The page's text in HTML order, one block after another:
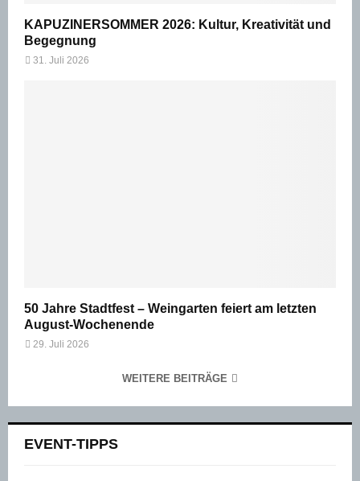
KAPUZINERSOMMER 2026: Kultur, Kreativität und
Begegnung
31. Juli 2026
50 Jahre Stadtfest – Weingarten feiert am letzten
August-Wochenende
29. Juli 2026
WEITERE BEITRÄGE
EVENT-TIPPS